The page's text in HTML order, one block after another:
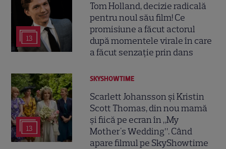
13
Tom Holland, decizie radicală
pentru noul său film! Ce
promisiune a făcut actorul
după momentele virale în care
a făcut senzație prin dans
13
SKYSHOWTIME
Scarlett Johansson și Kristin
Scott Thomas, din nou mamă
și fiică pe ecran în „My
Mother's Wedding”. Când
apare filmul pe SkyShowtime